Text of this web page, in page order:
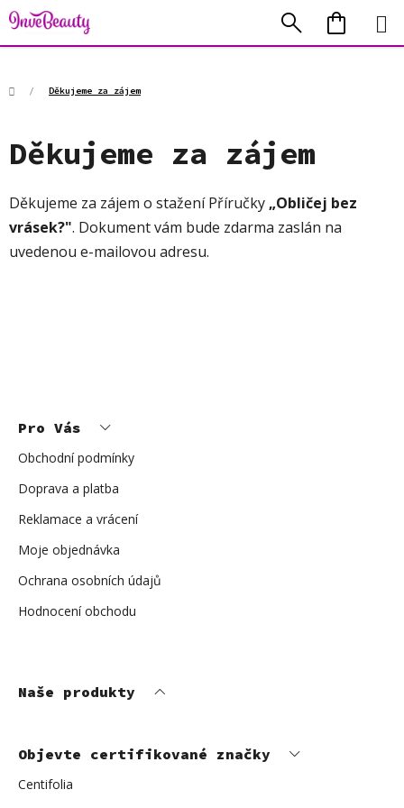
Přejít
na
obsah
Hledat
KOŠÍK
Domů/ Děkujeme za zájem
Děkujeme za zájem
Děkujeme za zájem o stažení Příručky „Obličej bez
vrásek?". Dokument vám bude zdarma zaslán na
uvedenou e-mailovou adresu.
Pro Vás
Obchodní podmínky
Doprava a platba
Reklamace a vrácení
Moje objednávka
Ochrana osobních údajů
Hodnocení obchodu
Naše produkty
Objevte certifikované značky
Centifolia